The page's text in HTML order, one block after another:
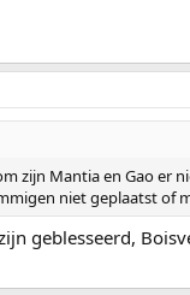
zijn Mantia en Gao er
niet geplaatst of
geblesseerd,